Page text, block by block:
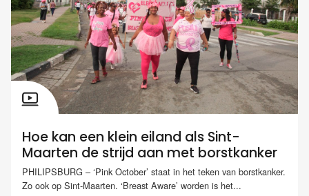
Hoe kan een klein eiland als Sint-
Maarten de strijd aan met borstkanker
PHILIPSBURG – ‘Pink October’ staat in het teken van borstkanker.
Zo ook op Sint-Maarten. ‘Breast Aware’ worden is het...